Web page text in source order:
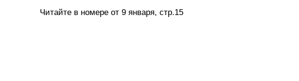
Читайте в номере от 9 января, стр.15